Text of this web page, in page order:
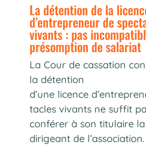
La détention de la
d’entrepreneur de
vivants : pas
présomption de salariat
La Cour de cassation
la détention
d’une licence
tacles vivants ne suffit
conférer à son titulaire
dirigeant de l’association.